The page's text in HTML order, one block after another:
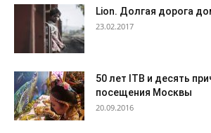
Lion. Долгая дорога
23.02.2017
50 лет ITB и десять
посещения Москвы
20.09.2016